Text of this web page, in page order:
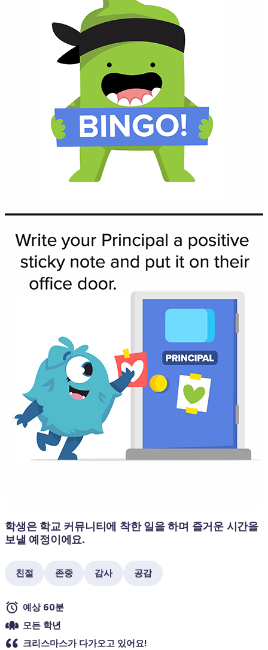
학생은 학교 커뮤니티에 착한 일을 하며 즐거운 시간을
보낼 예정이에요.
친절 존중 감사 공감
예상 60분
모든 학년
크리스마스가 다가오고 있어요!